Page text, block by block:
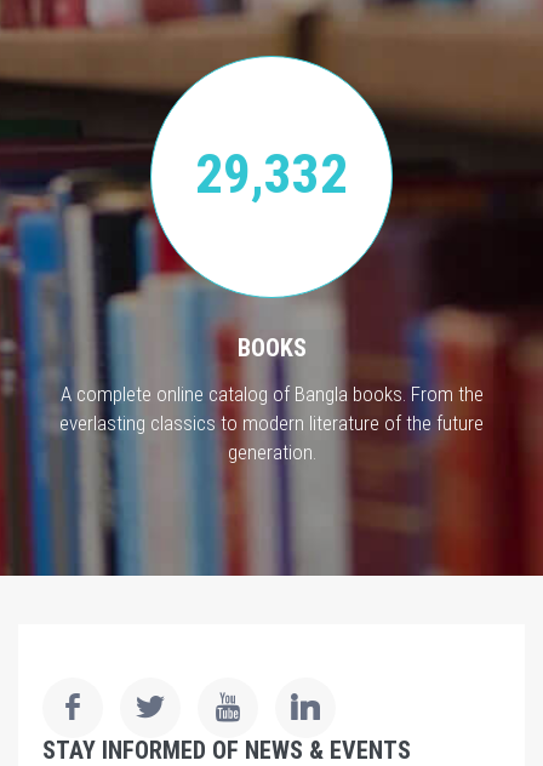
29,332
BOOKS
A complete online catalog of Bangla books. From the
everlasting classics to modern literature of the future
generation.
STAY INFORMED OF NEWS & EVENTS